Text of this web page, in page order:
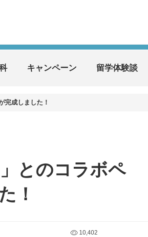
キャンペーン 留学体験談
完成しました！
とのコラボペ
！
10,402